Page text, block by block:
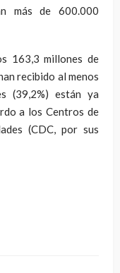
más de 600.000
163,3 millones de
recibido al menos
(39,2%) están ya
a los Centros de
(CDC, por sus